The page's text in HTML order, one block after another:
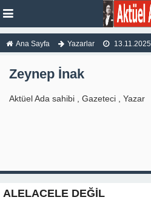
Ana Sayfa Yazarlar 13.11.2025
Zeynep İnak
Aktüel Ada sahibi , Gazeteci , Yazar
ALELACELE DEĞİL